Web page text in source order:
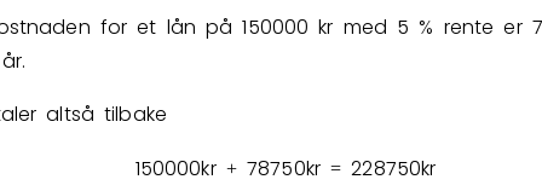
for et lån på150000 kr med 5 % rente er 7
altså tilbake
150000kr + 78750kr = 228750kr